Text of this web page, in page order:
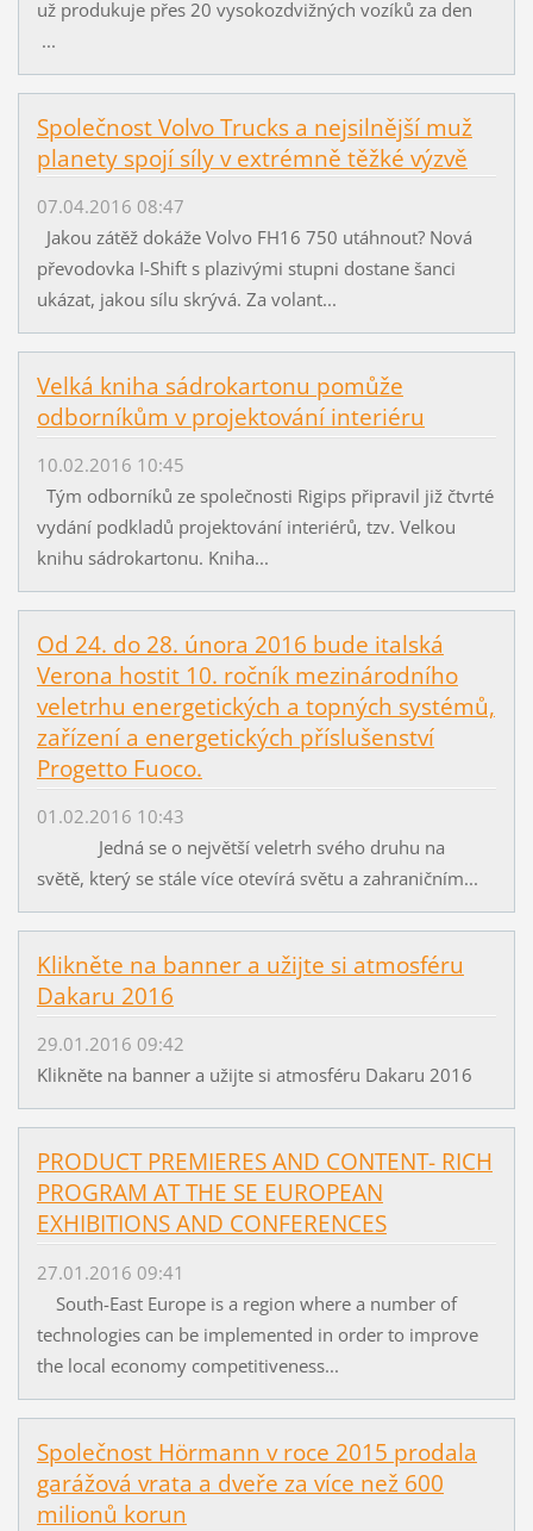
už produkuje přes 20 vysokozdvižných vozíků za den
...
Společnost Volvo Trucks a nejsilnější muž
planety spojí síly v extrémně těžké výzvě
07.04.2016 08:47
Jakou zátěž dokáže Volvo FH16 750 utáhnout? Nová
převodovka I-Shift s plazivými stupni dostane šanci
ukázat, jakou sílu skrývá. Za volant...
Velká kniha sádrokartonu pomůže
odborníkům v projektování interiéru
10.02.2016 10:45
Tým odborníků ze společnosti Rigips připravil již čtvrté
vydání podkladů projektování interiérů, tzv. Velkou
knihu sádrokartonu. Kniha...
Od 24. do 28. února 2016 bude italská
Verona hostit 10. ročník mezinárodního
veletrhu energetických a topných systémů,
zařízení a energetických příslušenství
Progetto Fuoco.
01.02.2016 10:43
Jedná se o největší veletrh svého druhu na
světě, který se stále více otevírá světu a zahraničním...
Klikněte na banner a užijte si atmosféru
Dakaru 2016
29.01.2016 09:42
Klikněte na banner a užijte si atmosféru Dakaru 2016
PRODUCT PREMIERES AND CONTENT- RICH
PROGRAM AT THE SE EUROPEAN
EXHIBITIONS AND CONFERENCES
27.01.2016 09:41
South-East Europe is a region where a number of
technologies can be implemented in order to improve
the local economy competitiveness...
Společnost Hörmann v roce 2015 prodala
garážová vrata a dveře za více než 600
milionů korun